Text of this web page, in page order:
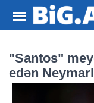
"Santos"
edən